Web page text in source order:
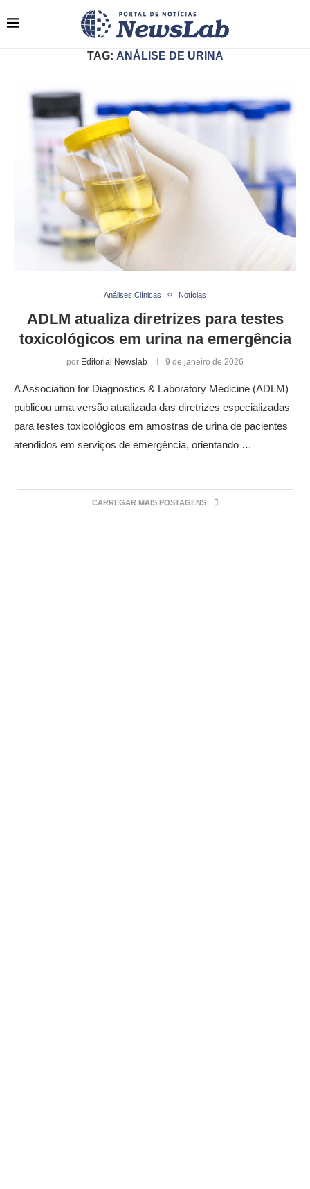
TAG: ANÁLISE DE URINA
Análises Clínicas Notícias
ADLM atualiza diretrizes para testes
toxicológicos em urina na emergência
por Editorial Newslab 9 de janeiro de 2026
A Association for Diagnostics & Laboratory Medicine (ADLM)
publicou uma versão atualizada das diretrizes especializadas
para testes toxicológicos em amostras de urina de pacientes
atendidos em serviços de emergência, orientando …
CARREGAR MAIS POSTAGENS